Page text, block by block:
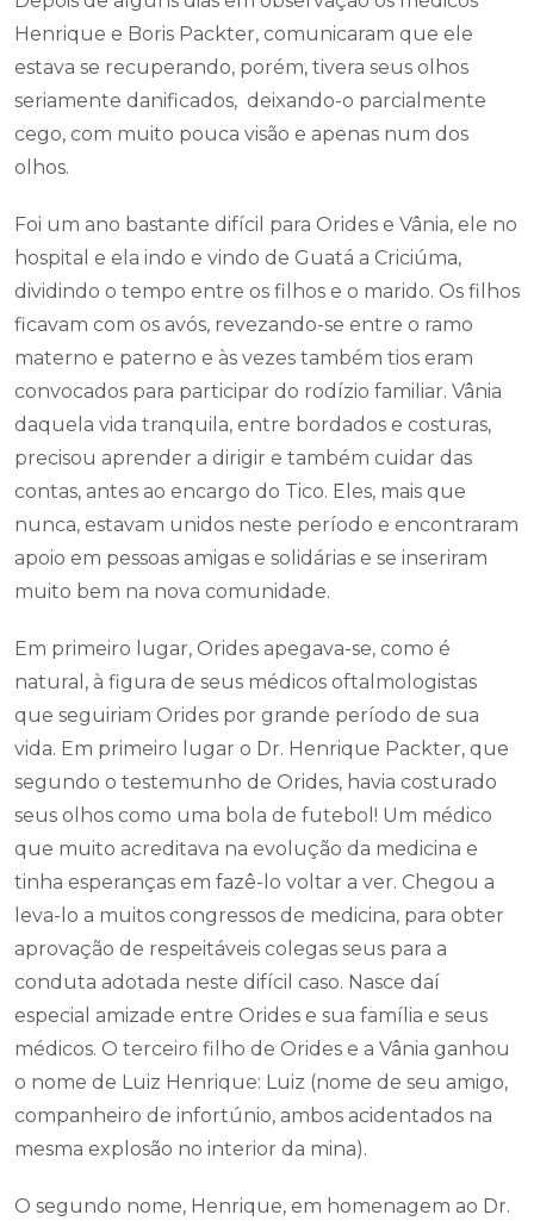
Henrique e Boris Packter, comunicaram que ele
estava se recuperando, porém, tivera seus olhos
seriamente danificados, deixando-o parcialmente
cego, com muito pouca visão e apenas num dos
olhos.
Foi um ano bastante difícil para Orides e Vânia, ele no
hospital e ela indo e vindo de Guatá a Criciúma,
dividindo o tempo entre os filhos e o marido. Os filhos
ficavam com os avós, revezando-se entre o ramo
materno e paterno e às vezes também tios eram
convocados para participar do rodízio familiar. Vânia
daquela vida tranquila, entre bordados e costuras,
precisou aprender a dirigir e também cuidar das
contas, antes ao encargo do Tico. Eles, mais que
nunca, estavam unidos neste período e encontraram
apoio em pessoas amigas e solidárias e se inseriram
muito bem na nova comunidade.
Em primeiro lugar, Orides apegava-se, como é
natural, à figura de seus médicos oftalmologistas
que seguiriam Orides por grande período de sua
vida. Em primeiro lugar o Dr. Henrique Packter, que
segundo o testemunho de Orides, havia costurado
seus olhos como uma bola de futebol! Um médico
que muito acreditava na evolução da medicina e
tinha esperanças em fazê-lo voltar a ver. Chegou a
leva-lo a muitos congressos de medicina, para obter
aprovação de respeitáveis colegas seus para a
conduta adotada neste difícil caso. Nasce daí
especial amizade entre Orides e sua família e seus
médicos. O terceiro filho de Orides e a Vânia ganhou
o nome de Luiz Henrique: Luiz (nome de seu amigo,
companheiro de infortúnio, ambos acidentados na
mesma explosão no interior da mina).
O segundo nome, Henrique, em homenagem ao Dr.